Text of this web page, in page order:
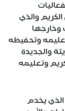
والذي
وخارجها
وتحفيظه
والجديدة
وتعليمه
يخدم